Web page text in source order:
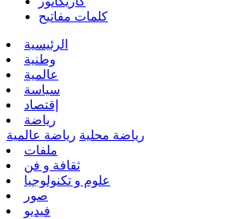
كلمات مفاتيح
الرئيسية
وطنية
عالمية
سياسة
إقتصاد
رياضة
رياضة محلية رياضة عالمية
ملفات
ثقافة و فن
علوم و تكنولوجيا
صور
فيديو